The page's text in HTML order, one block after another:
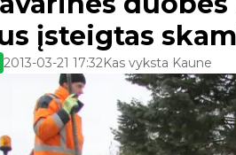
įsteigtas
2013-03-21 17:32Kas vyksta Kaune